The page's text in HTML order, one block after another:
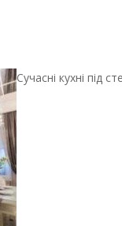
Сучасні кухні під